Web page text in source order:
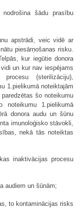
šādu prasību
apstrādi, veic vidē ar
piesārņošanas risku.
kur iegūtie donora
un kur nav iespējams
procesu (sterilizāciju),
1.pielikumā noteiktajām
šo noteikumu
1.pielikumā
donora audu un šūnu
imunoloģisko stāvokli,
nekā tās noteiktas
inaktivācijas procesu
audiem un šūnām;
to kontaminācijas risks